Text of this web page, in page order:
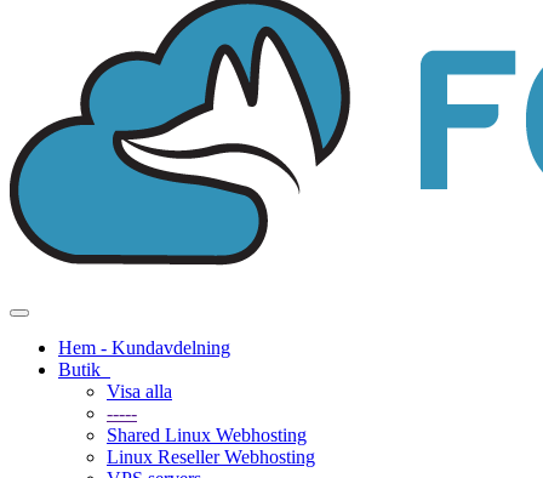
Växla
navigeringHem - Kundavdelning
Butik
Visa alla
-----
Shared Linux Webhosting
Linux Reseller Webhosting